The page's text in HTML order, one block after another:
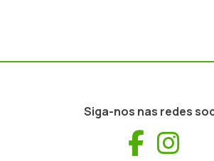
Siga-nos nas redes